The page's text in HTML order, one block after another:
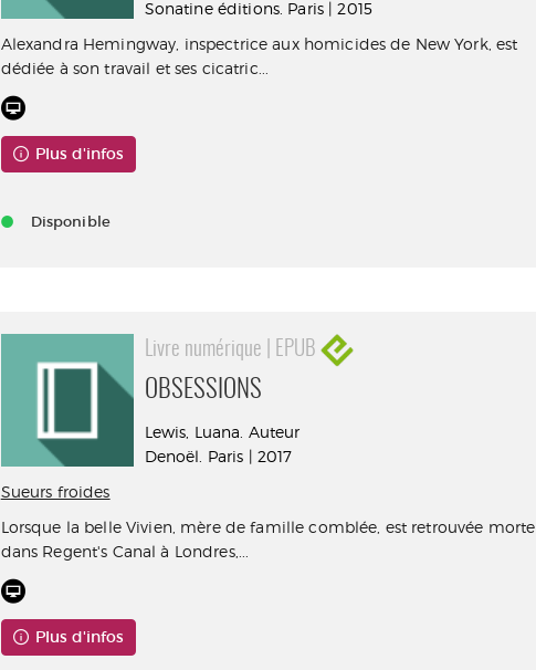
Sonatine éditions. Paris | 2015
Alexandra Hemingway, inspectrice aux homicides de New York, est
dédiée à son travail et ses cicatric...
Plus d'infos
Disponible
Livre numérique | EPUB
OBSESSIONS
Lewis, Luana. Auteur
Denoël. Paris | 2017
Sueurs froides
Lorsque la belle Vivien, mère de famille comblée, est retrouvée morte
dans Regent's Canal à Londres,...
Plus d'infos